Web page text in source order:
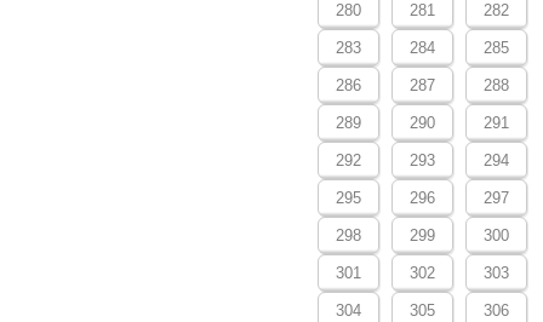
280 281 282
283 284 285
286 287 288
289 290 291
292 293 294
295 296 297
298 299 300
301 302 303
304 305 306